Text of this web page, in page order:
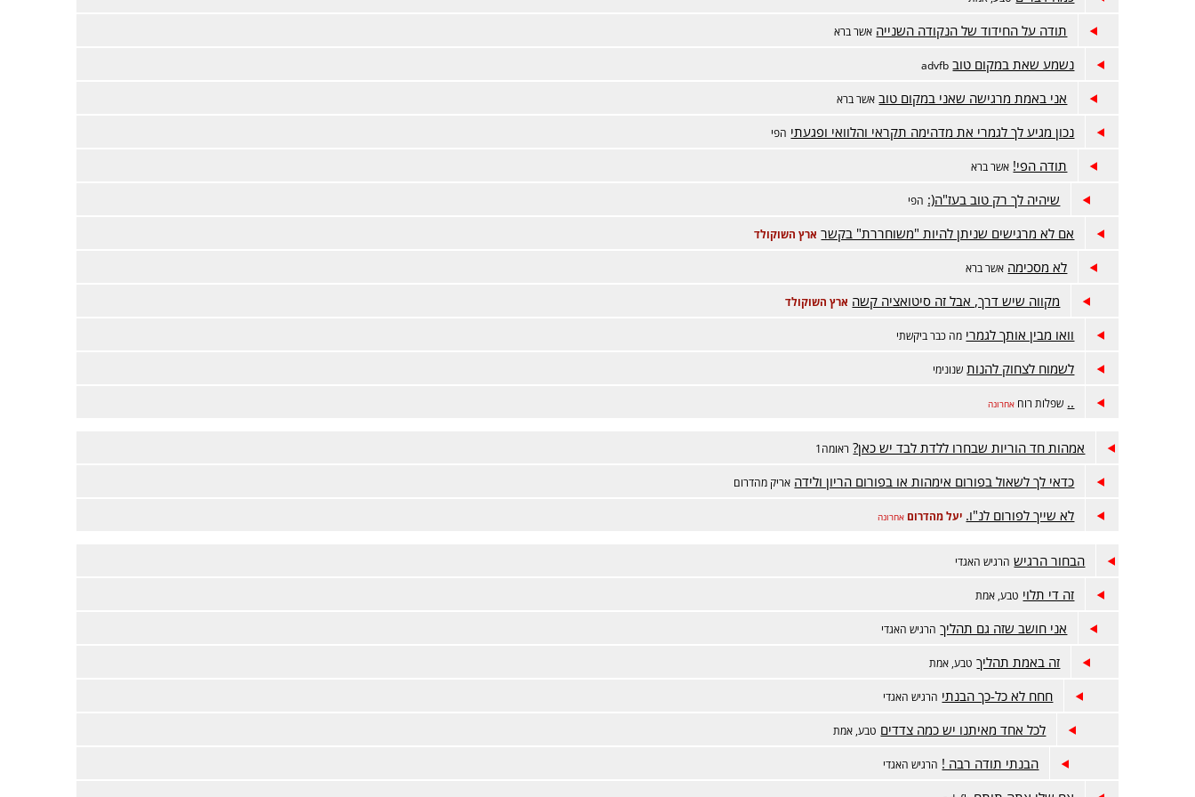
תודה על החידוד של הנקודה השנייה אשר ברא
נשמע שאת במקום טוב advfb
אני באמת מרגישה שאני במקום טוב אשר ברא
נכון מגיע לך לגמרי את מדהימה תקראי והלוואי ופגעתי הפי
תודה הפי! אשר ברא
שיהיה לך רק טוב בעז"ה(: הפי
אם לא מרגישים שניתן להיות "משוחררת" בקשר ארץ השוקולד
לא מסכימה אשר ברא
מקווה שיש דרך, אבל זה סיטואציה קשה ארץ השוקולד
וואו מבין אותך לגמרי מה כבר ביקשתי
לשמוח לצחוק להנות שנונימי
.. שפלות רוח אחרונה
אמהות חד הוריות שבחרו ללדת לבד יש כאן? ראומה1
כדאי לך לשאול בפורום אימהות או בפורום הריון ולידה אריק מהדרום
לא שייך לפורום לנ"ו. יעל מהדרום אחרונה
הבחור הרגיש הרגיש האגדי
זה די תלוי טבע, אמת
אני חושב שזה גם תהליך הרגיש האגדי
זה באמת תהליך טבע, אמת
חחח לא כל-כך הבנתי הרגיש האגדי
לכל אחד מאיתנו יש כמה צדדים טבע, אמת
הבנתי תודה רבה ! הרגיש האגדי